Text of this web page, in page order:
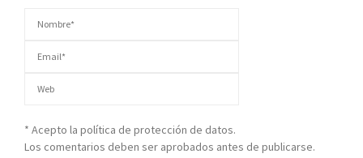
* Acepto la política de protección de datos.
Los comentarios deben ser aprobados antes de publicarse.